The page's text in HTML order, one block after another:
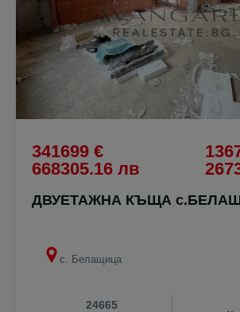
341699 €
668305.16 лв
ДВУЕТАЖНА КЪЩА
с. Белащица
24665